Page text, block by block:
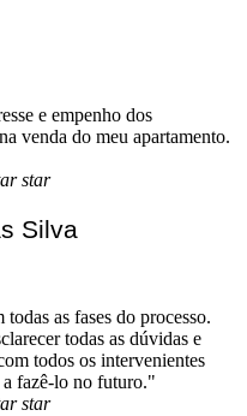
e empenho dos
venda do meu apartamento.
star
Silva
as fases do processo.
todas as dúvidas e
todos os intervenientes
fazê-lo no futuro."
star